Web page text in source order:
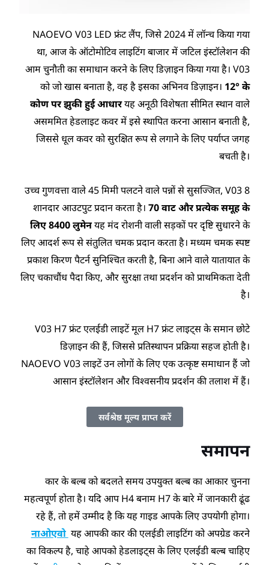
NAOEVO V03 LED फ्रंट लैंप, जिसे 2024 में लॉन्च किया गया
था, आज के ऑटोमोटिव लाइटिंग बाजार में जटिल इंस्टॉलेशन की
आम चुनौती का समाधान करने के लिए डिज़ाइन किया गया है। V03
को जो खास बनाता है, वह है इसका अभिनव डिज़ाइन। 12° के
कोण पर झुकी हुई आधारयह अनूठी विशेषता सीमित स्थान वाले
असममित हेडलाइट कवर में इसे स्थापित करना आसान बनाती है,
जिससे धूल कवर को सुरक्षित रूप से लगाने के लिए पर्याप्त जगह
बचती है।
8 उच्च गुणवत्ता वाले 45 मिमी पलटने वाले पन्नों से सुसज्जित, V03
शानदार आउटपुट प्रदान करता है। 70 वाट और प्रत्येक समूह के
लिए 8400 लुमेनयह मंद रोशनी वाली सड़कों पर दृष्टि सुधारने के
लिए आदर्श रूप से संतुलित चमक प्रदान करता है। मध्यम चमक स्पष्ट
प्रकाश किरण पैटर्न सुनिश्चित करती है, बिना आने वाले यातायात के
लिए चकाचौंध पैदा किए, और सुरक्षा तथा प्रदर्शन को प्राथमिकता देती
है।
V03 H7 फ्रंट एलईडी लाइटें मूल H7 फ्रंट लाइट्स के समान छोटे
डिज़ाइन की हैं, जिससे प्रतिस्थापन प्रक्रिया सहज होती है।
NAOEVO V03 लाइटें उन लोगों के लिए एक उत्कृष्ट समाधान हैं जो
आसान इंस्टॉलेशन और विश्वसनीय प्रदर्शन की तलाश में हैं।
सर्वश्रेष्ठ मूल्य प्राप्त करें
समापन
कार के बल्ब को बदलते समय उपयुक्त बल्ब का आकार चुनना
महत्वपूर्ण होता है। यदि आप H4 बनाम H7 के बारे में जानकारी ढूंढ
रहे हैं, तो हमें उम्मीद है कि यह गाइड आपके लिए उपयोगी होगा।
नाओएवो यह आपकी कार की एलईडी लाइटिंग को अपग्रेड करने
का विकल्प है, चाहे आपको हेडलाइट्स के लिए एलईडी बल्ब चाहिए